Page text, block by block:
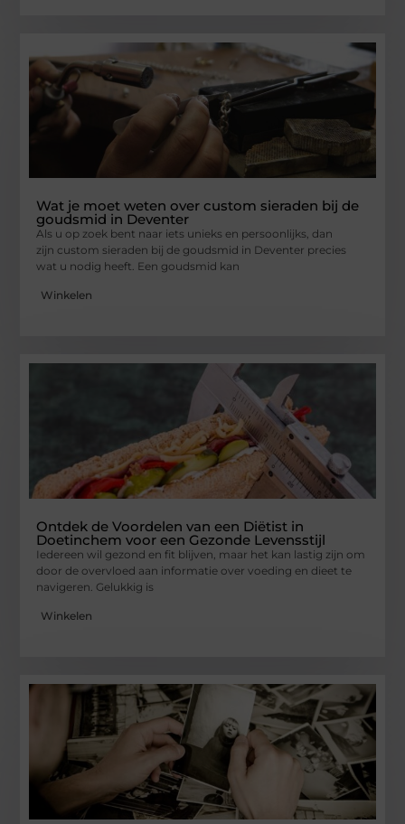
Wat je moet weten over custom sieraden bij de
goudsmid in Deventer
Als u op zoek bent naar iets unieks en persoonlijks, dan
zijn custom sieraden bij de goudsmid in Deventer precies
wat u nodig heeft. Een goudsmid kan
Winkelen
Ontdek de Voordelen van een Diëtist in
Doetinchem voor een Gezonde Levensstijl
Iedereen wil gezond en fit blijven, maar het kan lastig zijn om
door de overvloed aan informatie over voeding en dieet te
navigeren. Gelukkig is
Winkelen